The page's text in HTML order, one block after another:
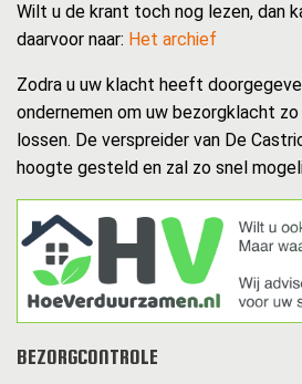
Wilt u de krant toch nog lezen, dan
daarvoor naar: Het archief
Zodra u uw klacht heeft
ondernemen om uw bezorgklacht
lossen. De verspreider van De
hoogte gesteld en zal zo snel
BEZORGCONTROLE